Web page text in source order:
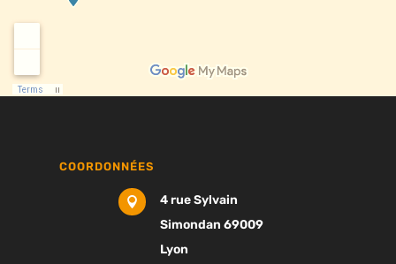
COORDONNÉES

4 rue Sylvain
Simondan 69009
Lyon